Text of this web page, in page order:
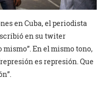
en Cuba, el periodista
en su twiter
En el mismo tono,
es represión. Que